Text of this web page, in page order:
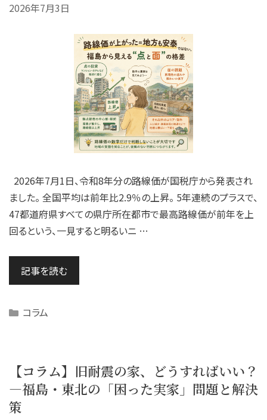
2026年7月3日
2026年7月1日、令和8年分の路線価が国税庁から発表され
ました。 全国平均は前年比2.9％の上昇。 5年連続のプラスで、
47都道府県すべての県庁所在都市で最高路線価が前年を上
回るという、一見すると明るいニ …
記事を読む
Categories
コラム
【コラム】旧耐震の家、どうすればいい？
—福島・東北の「困った実家」問題と解決
策